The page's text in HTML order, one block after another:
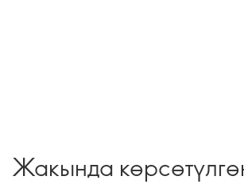
Жакында